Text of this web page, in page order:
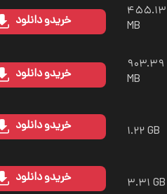
۴۵۵.۱۳
MB
خریدو دانلود
۹۰۳.۳۹
MB
خریدو دانلود
۱.۲۲ GB خریدو دانلود
۳.۳۱ GB خریدو دانلود